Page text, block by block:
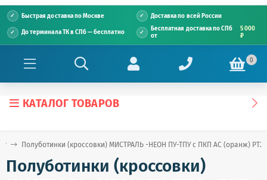
Быстрая доставка по Москве Доставка по всей России
До терминала ТК в СПб — бесплатно
Бесплатная доставка по СПб
от
5 000
₽
0
КАТАЛОГ ТОВАРОВ
Полуботинки (кроссовки) МИСТРАЛЬ -НЕОН ПУ-ТПУ с ПКП АС (оранж) PT2-
Полуботинки (кроссовки)